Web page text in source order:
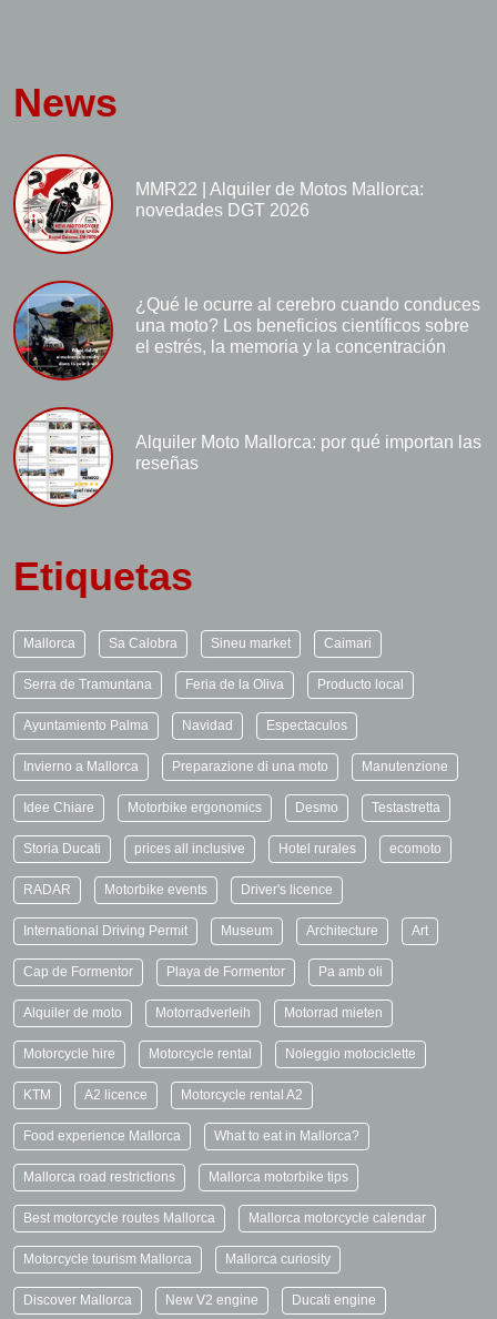
News
MMR22 | Alquiler de Motos Mallorca:
novedades DGT 2026
¿Qué le ocurre al cerebro cuando conduces
una moto? Los beneficios científicos sobre
el estrés, la memoria y la concentración
Alquiler Moto Mallorca: por qué importan las
reseñas
Etiquetas
Mallorca Sa Calobra Sineu market Caimari
Serra de Tramuntana Feria de la Oliva Producto local
Ayuntamiento Palma Navidad Espectaculos
Invierno a Mallorca Preparazione di una moto Manutenzione
Idee Chiare Motorbike ergonomics Desmo Testastretta
Storia Ducati prices all inclusive Hotel rurales ecomoto
RADAR Motorbike events Driver's licence
International Driving Permit Museum Architecture Art
Cap de Formentor Playa de Formentor Pa amb oli
Alquiler de moto Motorradverleih Motorrad mieten
Motorcycle hire Motorcycle rental Noleggio motociclette
KTM A2 licence Motorcycle rental A2
Food experience Mallorca What to eat in Mallorca?
Mallorca road restrictions Mallorca motorbike tips
Best motorcycle routes Mallorca Mallorca motorcycle calendar
Motorcycle tourism Mallorca Mallorca curiosity
Discover Mallorca New V2 engine Ducati engine